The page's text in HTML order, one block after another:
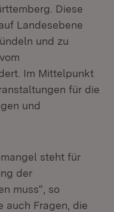
Diese
Landesebene
und zu
Im Mittelpunkt
für die
und
steht für
der
muss“, so
auch Fragen, die